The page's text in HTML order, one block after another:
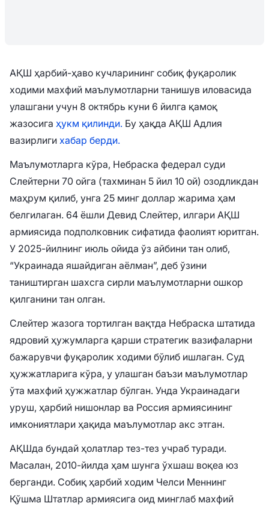
АҚШ ҳарбий-ҳаво кучларининг собиқ фуқаролик
ходими махфий маълумотларни танишув иловасида
улашгани учун 8 октябрь куни 6 йилга қамоқ
жазосига ҳукм қилинди. Бу ҳақда АҚШ Адлия
вазирлиги хабар берди.
Маълумотларга кўра, Небраска федерал суди
Слейтерни 70 ойга (тахминан 5 йил 10 ой) озодликдан
маҳрум қилиб, унга 25 минг доллар жарима ҳам
белгилаган. 64 ёшли Девид Слейтер, илгари АҚШ
армиясида подполковник сифатида фаолият юритган.
У 2025-йилнинг июль ойида ўз айбини тан олиб,
“Украинада яшайдиган аёлман”, деб ўзини
таништирган шахсга сирли маълумотларни ошкор
қилганини тан олган.
Слейтер жазога тортилган вақтда Небраска штатида
ядровий ҳужумларга қарши стратегик вазифаларни
бажарувчи фуқаролик ходими бўлиб ишлаган. Суд
ҳужжатларига кўра, у улашган баъзи маълумотлар
ўта махфий ҳужжатлар бўлган. Унда Украинадаги
уруш, ҳарбий нишонлар ва Россия армиясининг
имкониятлари ҳақида маълумотлар акс этган.
АҚШда бундай ҳолатлар тез-тез учраб туради.
Масалан, 2010-йилда ҳам шунга ўхшаш воқеа юз
берганди. Собиқ ҳарбий ходим Челси Меннинг
Қўшма Штатлар армиясига оид минглаб махфий